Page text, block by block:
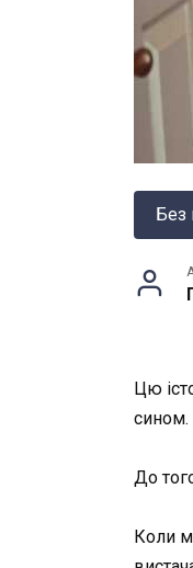
Без
Цю
сином.
До
Коли